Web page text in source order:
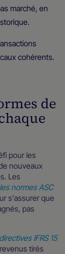
marché, en
cohérents.
de
pour les
nouveaux
Les
les normes ASC
s'assurer que
pas
IFRS 15
tirés